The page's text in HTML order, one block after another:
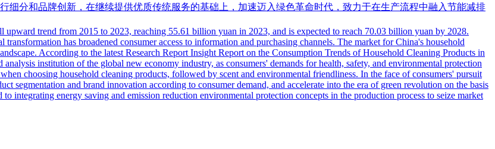
细分和品牌创新，在继续提供优质传统服务的基础上，加速迈入绿色革命时代，致力于在生产流程中融入节能减排
upward trend from 2015 to 2023, reaching 55.61 billion yuan in 2023, and is expected to reach 70.03 billion yuan by 2028.
has broadened consumer access to information and purchasing channels. The market for China's household
According to the latest Research Report Insight Report on the Consumption Trends of Household Cleaning Products in
institution of the global new economy industry, as consumers' demands for health, safety, and environmental protection
choosing household cleaning products, followed by scent and environmental friendliness. In the face of consumers' pursuit
segmentation and brand innovation according to consumer demand, and accelerate into the era of green revolution on the basis
integrating energy saving and emission reduction environmental protection concepts in the production process to seize market